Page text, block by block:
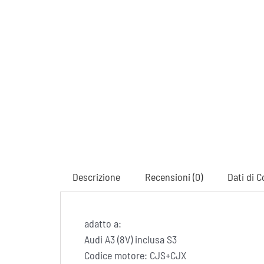
Descrizione Recensioni (0) Dati di
adatto a:
Audi A3 (8V) inclusa S3
Codice motore: CJS+CJX